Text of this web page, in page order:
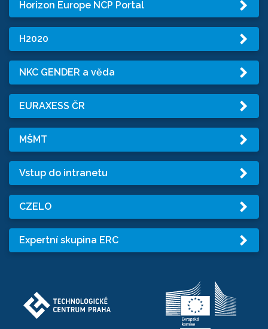
Horizon Europe NCP Portal
H2020
NKC GENDER a věda
EURAXESS ČR
MŠMT
Vstup do intranetu
CZELO
Expertní skupina ERC